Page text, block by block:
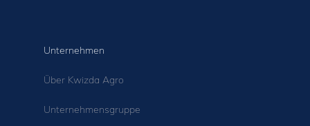
Unternehmen
Über Kwizda Agro
Unternehmensgruppe